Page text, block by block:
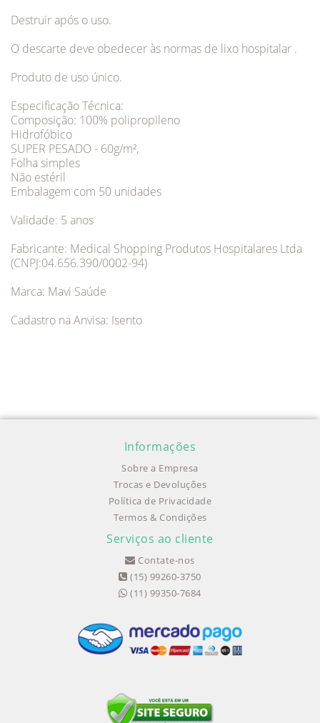
Destruir após o uso.
O descarte deve obedecer às normas de lixo hospitalar .
Produto de uso único.
Especificação Técnica:
Composição: 100% polipropileno
Hidrofóbico
SUPER PESADO - 60g/m²,
Folha simples
Não estéril
Embalagem com 50 unidades
Validade: 5 anos
Fabricante: Medical Shopping Produtos Hospitalares Ltda
(CNPJ:04.656.390/0002-94)
Marca: Mavi Saúde
Cadastro na Anvisa: Isento
Informações
Sobre a Empresa
Trocas e Devoluções
Política de Privacidade
Termos & Condições
Serviços ao cliente
Contate-nos
(15) 99260-3750
(11) 99350-7684